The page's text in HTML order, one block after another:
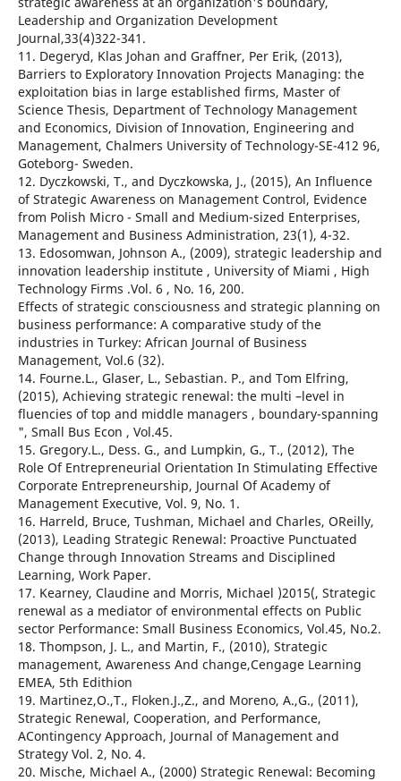
Leadership and Organization Development
Journal,33(4)322-341.
11. Degeryd, Klas Johan and Graffner, Per Erik, (2013),
Barriers to Exploratory Innovation Projects Managing: the
exploitation bias in large established firms, Master of
Science Thesis, Department of Technology Management
and Economics, Division of Innovation, Engineering and
Management, Chalmers University of Technology-SE-412 96,
Goteborg- Sweden.
12. Dyczkowski, T., and Dyczkowska, J., (2015), An Influence
of Strategic Awareness on Management Control, Evidence
from Polish Micro - Small and Medium-sized Enterprises,
Management and Business Administration, 23(1), 4-32.
13. Edosomwan, Johnson A., (2009), strategic leadership and
innovation leadership institute , University of Miami , High
Technology Firms .Vol. 6 , No. 16, 200.
Effects of strategic consciousness and strategic planning on
business performance: A comparative study of the
industries in Turkey: African Journal of Business
Management, Vol.6 (32).
14. Fourne.L., Glaser, L., Sebastian. P., and Tom Elfring,
(2015), Achieving strategic renewal: the multi –level in
fluencies of top and middle managers , boundary-spanning
", Small Bus Econ , Vol.45.
15. Gregory.L., Dess. G., and Lumpkin, G., T., (2012), The
Role Of Entrepreneurial Orientation In Stimulating Effective
Corporate Entrepreneurship, Journal Of Academy of
Management Executive, Vol. 9, No. 1.
16. Harreld, Bruce, Tushman, Michael and Charles, OReilly,
(2013), Leading Strategic Renewal: Proactive Punctuated
Change through Innovation Streams and Disciplined
Learning, Work Paper.
17. Kearney, Claudine and Morris, Michael )2015(, Strategic
renewal as a mediator of environmental effects on Public
sector Performance: Small Business Economics, Vol.45, No.2.
18. Thompson, J. L., and Martin, F., (2010), Strategic
management, Awareness And change,Cengage Learning
EMEA, 5th Edithion
19. Martinez,O.,T., Floken.J.,Z., and Moreno, A.,G., (2011),
Strategic Renewal, Cooperation, and Performance,
AContingency Approach, Journal of Management and
Strategy Vol. 2, No. 4.
20. Mische, Michael A., (2000) Strategic Renewal: Becoming